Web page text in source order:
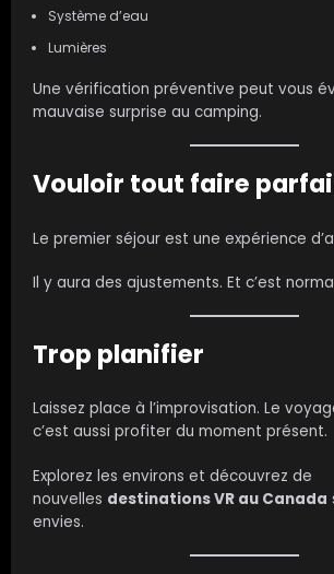
Système d’eau
Lumières
Une vérification préventive peut vous
mauvaise surprise au camping.
Vouloir tout faire
Le premier séjour est une expérience
Il y aura des ajustements. Et c’est
Trop planifier
Laissez place à l’improvisation. Le
c’est aussi profiter du moment présent.
Explorez les environs et découvrez de
nouvelles destinations VR au Canada
envies.